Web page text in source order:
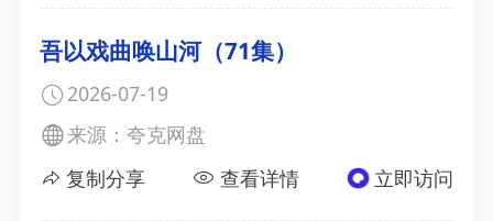
吾以戏曲唤山河（71集）
2026-07-19
来源：夸克网盘
复制分享
查看详情 立即访问